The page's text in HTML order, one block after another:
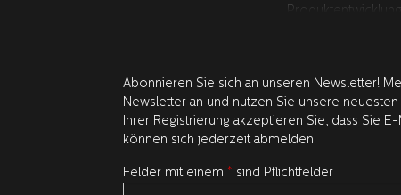
Abonnieren Sie sich an unseren Newsletter!
Newsletter an und nutzen Sie unsere
Ihrer Registrierung akzeptieren Sie, dass Sie
können sich jederzeit abmelden.
Felder mit einem * sind Pflichtfelder